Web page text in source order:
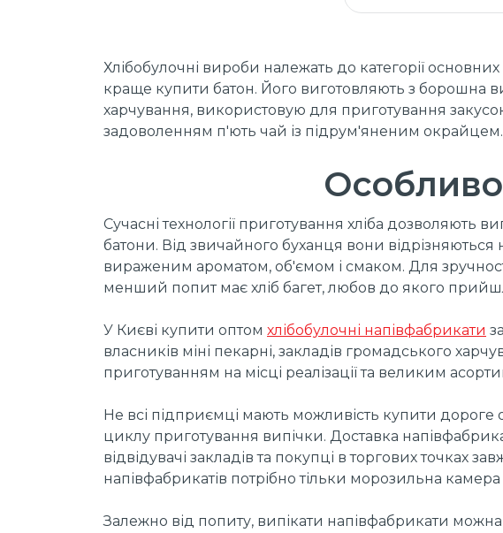
Хлібобулочні вироби належать до категорії
краще купити батон. Його виготовляють з борошна
харчування, використовую для приготування
задоволенням п'ють чай із підрум'яненим окрайцем.
Сучасні технології приготування хліба дозволяють
батони. Від звичайного буханця вони
вираженим ароматом, об'ємом і смаком. Для
менший попит має хліб багет, любов до якого
У Києві купити оптом хлібобулочні напівфабрикати
власників міні пекарні, закладів громадського
приготуванням на місці реалізації та великим
Не всі підприємці мають можливість купити
циклу приготування випічки. Доставка
відвідувачі закладів та покупці в торгових точках
напівфабрикатів потрібно тільки морозильна камера
Залежно від попиту, випікати напівфабрикати